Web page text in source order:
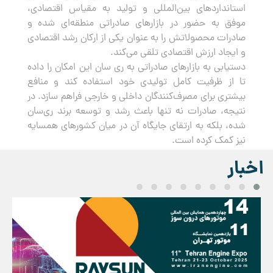
استانداردهای بین‌المللی و تولید به مقیاس اقتصادی،
موفق به حضور در بازارهای صادراتی منطقه‌ای شده و
صادرات محصولاتش را به عنوان یکی از ارکان رشد اقتصادی
و ایجاد ارزش اقتصادی تلقی می‌کند.
دستیابی به بازارهای صادراتی به ری سان این امکان را داده
تا از ظرفیت کامل تولیدی خود استفاده کند و منافع
بیشتری برای مصرف‌کنندگان داخلی و خارجی فراهم سازد. در
نتیجه، صادرات نه تنها باعث رشد و توسعه برند ری‌سان
شده، بلکه به ارتقای جایگاه آن در میان کشورهای همسایه
نیز کمک کرده است.
اخبار